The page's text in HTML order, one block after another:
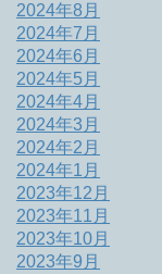
2024年8月
2024年7月
2024年6月
2024年5月
2024年4月
2024年3月
2024年2月
2024年1月
2023年12月
2023年11月
2023年10月
2023年9月